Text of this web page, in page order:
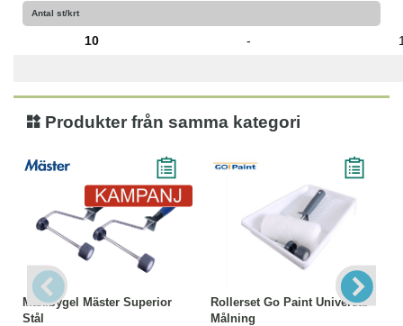
Antal st/krt
10 -
Produkter från samma kategori
Maxibygel Mäster Superior
Stål
Rollerset Go Paint Universal
Målning